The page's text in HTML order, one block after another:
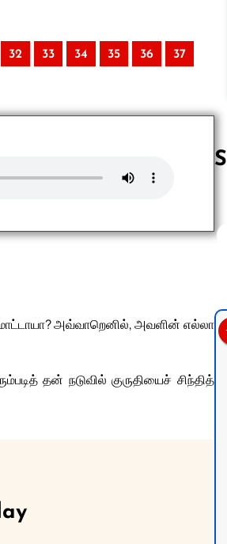
32 33 34 35 36 37
மாட்டாயா? அவ்வாறெனில், அவளின் எல்லா
தன் நடுவில் குருதியைச் சிந்தித்
Follow us on Facebook